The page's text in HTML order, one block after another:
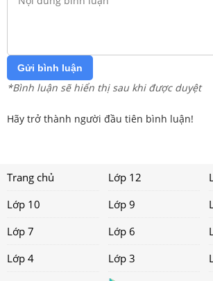
Gửi bình luận
*Bình luận sẽ hiển thị sau khi được duyệt
Hãy trở thành người đầu tiên bình luận!
Trang chủ Lớp 12
Lớp 10
Lớp 9
Lớp 7
Lớp 6
Lớp 4
Lớp 3